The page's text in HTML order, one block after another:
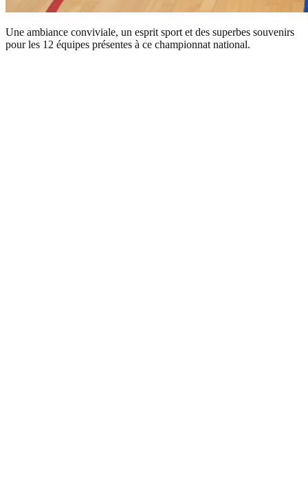
Une ambiance conviviale, un esprit sport et des superbes souvenirs
pour les 12 équipes présentes à ce championnat national.